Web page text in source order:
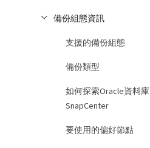
備份組態資訊
支援的備份組態
備份類型
如何探索Oracle資料庫
SnapCenter
要使用的偏好節點